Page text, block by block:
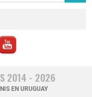
2014 - 2026
EN URUGUAY